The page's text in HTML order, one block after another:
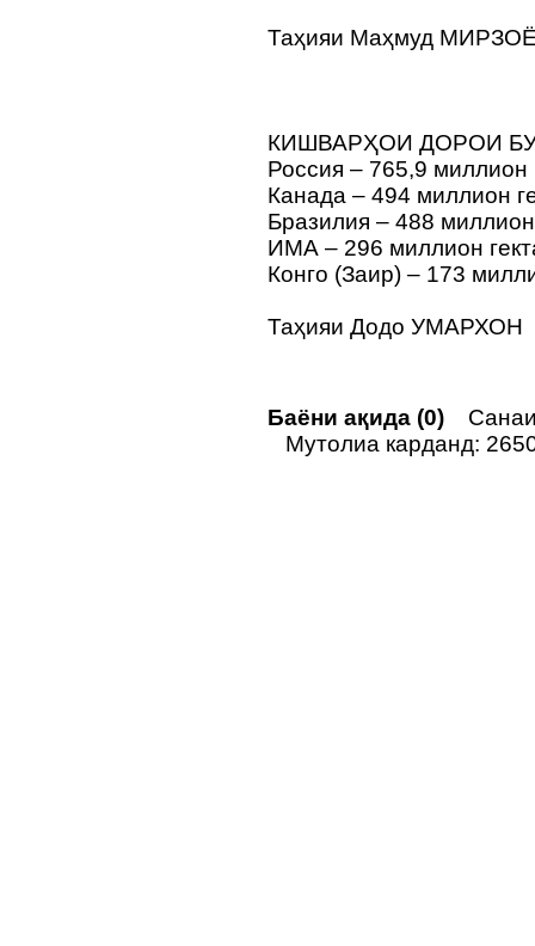
Таҳияи Маҳмуд
КИШВАРҲОИ ДОРОИ
Россия – 765,9 миллион
Канада – 494 миллион
Бразилия – 488 миллион
ИМА – 296 миллион
Конго (Заир) – 173
Таҳияи Додо УМАРХОН
Баёни ақида (0)
Мутолиа карданд: